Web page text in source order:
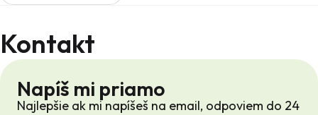
Kontakt
Napíš mi priamo
Najlepšie ak mi napíšeš na email, odpoviem do 24